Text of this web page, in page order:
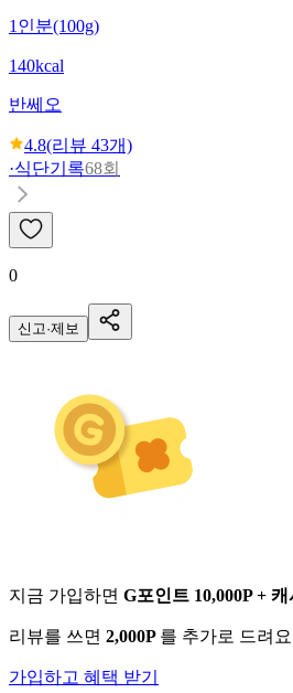
1인분(100g)
140kcal
반쎄오
4.8(리뷰 43개)
·식단기록68회
0
신고·제보
지금 가입하면 G포인트 10,000P +
리뷰를 쓰면 2,000P 를 추가로 드려
가입하고 혜택 받기